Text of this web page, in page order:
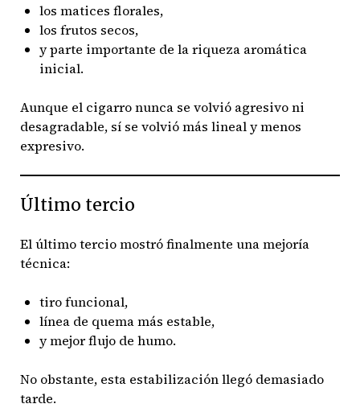
los matices florales,
los frutos secos,
y parte importante de la riqueza aromática
inicial.
Aunque el cigarro nunca se volvió agresivo ni
desagradable, sí se volvió más lineal y menos
expresivo.
Último tercio
El último tercio mostró finalmente una mejoría
técnica:
tiro funcional,
línea de quema más estable,
y mejor flujo de humo.
No obstante, esta estabilización llegó demasiado
tarde.